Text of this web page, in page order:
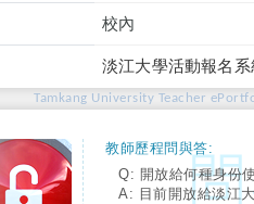
校內
淡江大學活動報名
Tamkang University Teacher
教師歷程問與答:
Q: 開放給何種身份
A: 目前開放給淡江